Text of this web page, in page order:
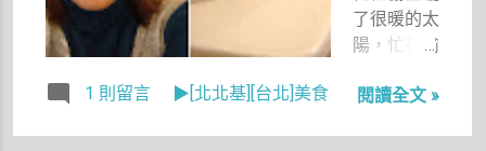
門接難搞讀
者的電話，
的加入，我
者電話。讀
杯熱的抹茶
牛奶，好溫
我幾乎感動
了很暖的太
陽，忙裡偷
拍，所意識
1 則留言 ▶[北北基][台北]美食 閱讀全文 »